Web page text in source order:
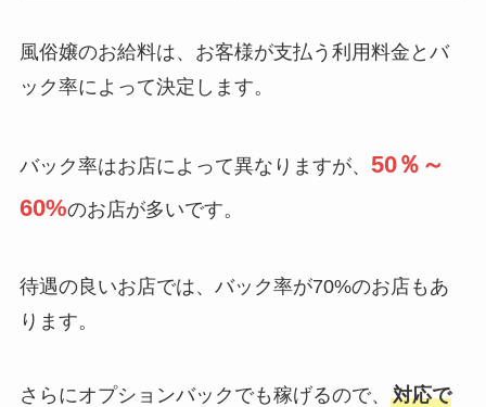
風俗嬢のお給料は、お客様が支払う利用料金とバ
ック率によって決定します。
バック率はお店によって異なりますが、 50％～
60%のお店が多いです。
待遇の良いお店では、バック率が70%のお店もあ
ります。
さらにオプションバックでも稼げるので、 対応で